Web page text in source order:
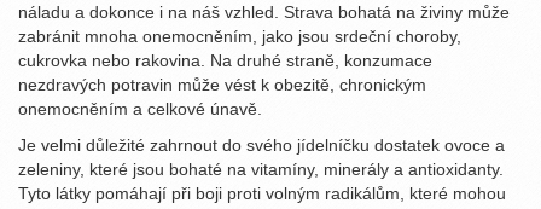
náladu a dokonce i na náš vzhled. Strava bohatá na živiny může
zabránit mnoha onemocněním, jako jsou srdeční choroby,
cukrovka nebo rakovina. Na druhé straně, konzumace
nezdravých potravin může vést k obezitě, chronickým
onemocněním a celkové únavě.
Je velmi důležité zahrnout do svého jídelníčku dostatek ovoce a
zeleniny, které jsou bohaté na vitamíny, minerály a antioxidanty.
Tyto látky pomáhají při boji proti volným radikálům, které mohou